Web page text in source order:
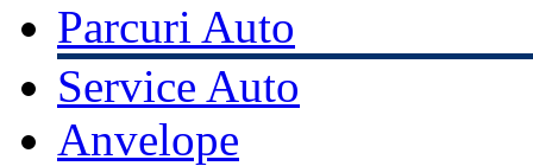
Parcuri Auto
Service Auto
Anvelope